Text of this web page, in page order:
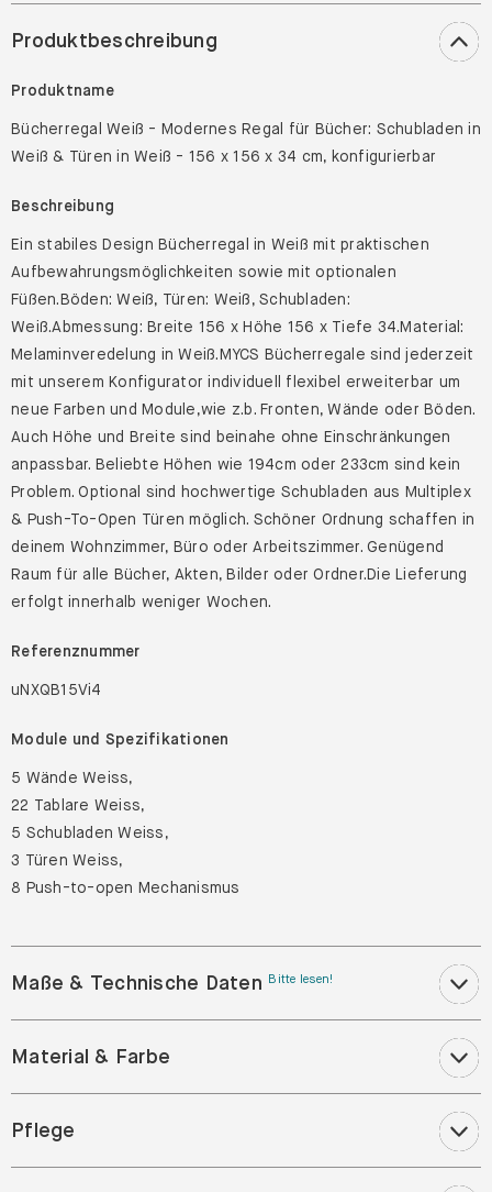
Produktbeschreibung
Produktname
Bücherregal Weiß - Modernes Regal für Bücher: Schubladen in
Weiß & Türen in Weiß - 156 x 156 x 34 cm, konfigurierbar
Beschreibung
Ein stabiles Design Bücherregal in Weiß mit praktischen
Aufbewahrungsmöglichkeiten sowie mit optionalen
Füßen.Böden: Weiß, Türen: Weiß, Schubladen:
Weiß.Abmessung: Breite 156 x Höhe 156 x Tiefe 34.Material:
Melaminveredelung in Weiß.MYCS Bücherregale sind jederzeit
mit unserem Konfigurator individuell flexibel erweiterbar um
neue Farben und Module,wie z.b. Fronten, Wände oder Böden.
Auch Höhe und Breite sind beinahe ohne Einschränkungen
anpassbar. Beliebte Höhen wie 194cm oder 233cm sind kein
Problem. Optional sind hochwertige Schubladen aus Multiplex
& Push-To-Open Türen möglich. Schöner Ordnung schaffen in
deinem Wohnzimmer, Büro oder Arbeitszimmer. Genügend
Raum für alle Bücher, Akten, Bilder oder Ordner.Die Lieferung
erfolgt innerhalb weniger Wochen.
Referenznummer
uNXQB15Vi4
Module und Spezifikationen
5 Wände Weiss,
22 Tablare Weiss,
5 Schubladen Weiss,
3 Türen Weiss,
8 Push-to-open Mechanismus
Maße & Technische Daten Bitte lesen!
Material & Farbe
Pflege